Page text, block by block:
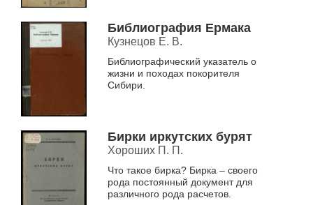
Библиография Ермака
Кузнецов Е. В.
Библиографический указатель о
жизни и походах покорителя
Сибири.
Бирки иркутских бурят
Хороших П. П.
Что такое бирка? Бирка – своего
рода постоянный документ для
различного рода расчетов.